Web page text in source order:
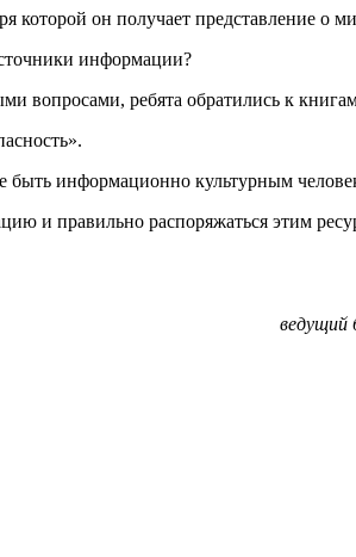
он получает представление о
информации?
вопросами, ребята обратились к
информационно культурным
и правильно распоряжаться этим
ведущий